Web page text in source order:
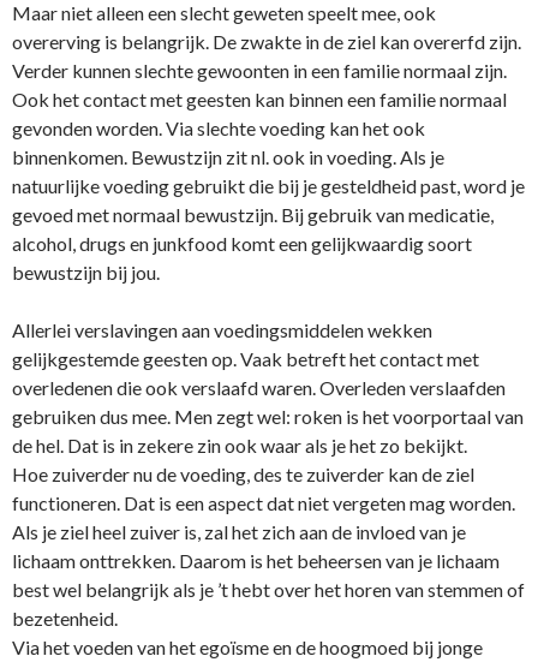
Maar niet alleen een slecht geweten speelt mee, ook
overerving is belangrijk. De zwakte in de ziel kan overerfd zijn.
Verder kunnen slechte gewoonten in een familie normaal zijn.
Ook het contact met geesten kan binnen een familie normaal
gevonden worden. Via slechte voeding kan het ook
binnenkomen. Bewustzijn zit nl. ook in voeding. Als je
natuurlijke voeding gebruikt die bij je gesteldheid past, word je
gevoed met normaal bewustzijn. Bij gebruik van medicatie,
alcohol, drugs en junkfood komt een gelijkwaardig soort
bewustzijn bij jou.
Allerlei verslavingen aan voedingsmiddelen wekken
gelijkgestemde geesten op. Vaak betreft het contact met
overledenen die ook verslaafd waren. Overleden verslaafden
gebruiken dus mee. Men zegt wel: roken is het voorportaal van
de hel. Dat is in zekere zin ook waar als je het zo bekijkt.
Hoe zuiverder nu de voeding, des te zuiverder kan de ziel
functioneren. Dat is een aspect dat niet vergeten mag worden.
Als je ziel heel zuiver is, zal het zich aan de invloed van je
lichaam o­nttrekken. Daarom is het beheersen van je lichaam
best wel belangrijk als je ’t hebt over het horen van stemmen of
bezetenheid.
Via het voeden van het egoïsme en de hoogmoed bij jonge